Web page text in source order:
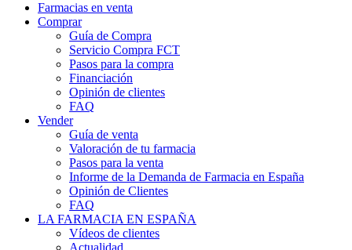
Farmacias en venta
Comprar
Guía de Compra
Servicio Compra FCT
Pasos para la compra
Financiación
Opinión de clientes
FAQ
Vender
Guía de venta
Valoración de tu farmacia
Pasos para la venta
Informe de la Demanda de Farmacia en España
Opinión de Clientes
FAQ
LA FARMACIA EN ESPAÑA
Vídeos de clientes
Actualidad